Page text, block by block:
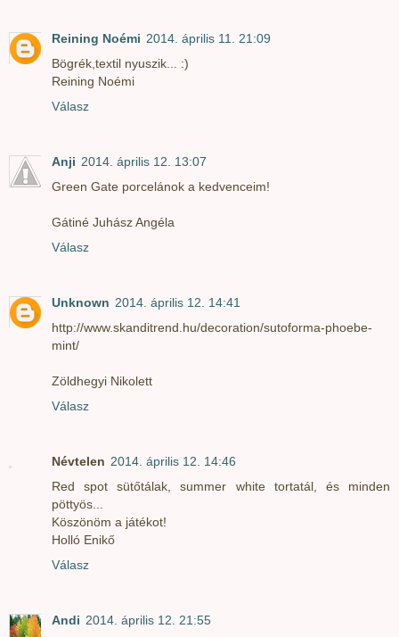
Reining Noémi 2014. április 11. 21:09
Bögrék,textil nyuszik... :)
Reining Noémi
Válasz
Anji 2014. április 12. 13:07
Green Gate porcelánok a kedvenceim!
Gátiné Juhász Angéla
Válasz
Unknown 2014. április 12. 14:41
http://www.skanditrend.hu/decoration/sutoforma-phoebe-
mint/
Zöldhegyi Nikolett
Válasz
Névtelen 2014. április 12. 14:46
Red spot sütőtálak, summer white tortatál, és minden
pöttyös...
Köszönöm a játékot!
Holló Enikő
Válasz
Andi 2014. április 12. 21:55